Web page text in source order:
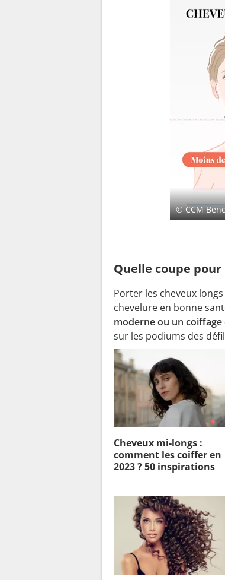
© CCM
Quelle coupe pour
Porter les cheveux
chevelure en bonne
moderne ou un coiffage
sur les podiums des
Cheveux mi-longs :
comment les coiffer en
2023 ? 50 inspirations